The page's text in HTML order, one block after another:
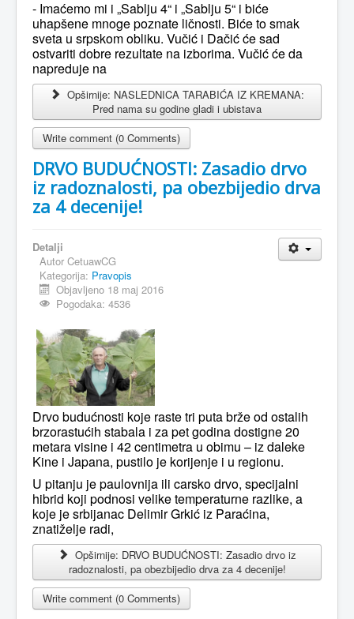
- Imaćemo mi i „Sablju 4“ i „Sablju 5“ i biće
uhapšene mnoge poznate ličnosti. Biće to smak
sveta u srpskom obliku. Vučić i Dačić će sad
ostvariti dobre rezultate na izborima. Vučić će da
napreduje na
Opširnije: NASLEDNICA TARABIĆA IZ KREMANA:
Pred nama su godine gladi i ubistava
Write comment (0 Comments)
DRVO BUDUĆNOSTI: Zasadio drvo
iz radoznalosti, pa obezbijedio drva
za 4 decenije!
Detalji
Autor CetuawCG
Kategorija: Pravopis
Objavljeno 18 maj 2016
Pogodaka: 4536
Drvo budućnosti koje raste tri puta brže od ostalih
brzorastućih stabala i za pet godina dostigne 20
metara visine i 42 centimetra u obimu – iz daleke
Kine i Japana, pustilo je korijenje i u regionu.
U pitanju je paulovnija ili carsko drvo, specijalni
hibrid koji podnosi velike temperaturne razlike, a
koje je srbijanac Delimir Grkić iz Paraćina,
znatiželje radi,
Opširnije: DRVO BUDUĆNOSTI: Zasadio drvo iz
radoznalosti, pa obezbijedio drva za 4 decenije!
Write comment (0 Comments)